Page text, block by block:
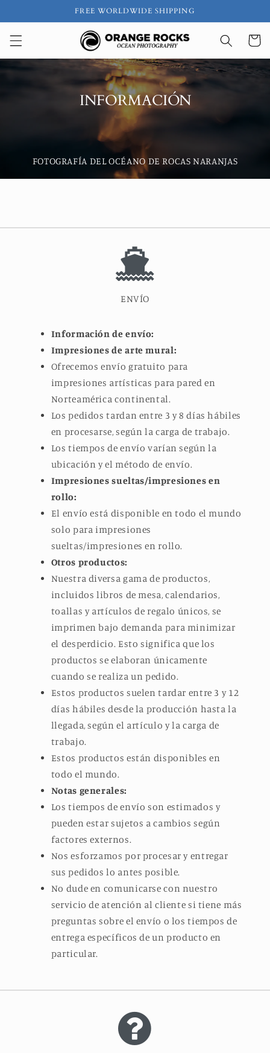
al contenido
FREE WORLDWIDE SHIPPING
Carrito
INFORMACIÓN
FOTOGRAFÍA DEL OCÉANO DE ROCAS NARANJAS
ENVÍO
Información de envío:
Impresiones de arte mural:
Ofrecemos envío gratuito para
impresiones artísticas para pared en
Norteamérica continental.
Los pedidos tardan entre 3 y 8 días hábiles
en procesarse, según la carga de trabajo.
Los tiempos de envío varían según la
ubicación y el método de envío.
Impresiones sueltas/impresiones en
rollo:
El envío está disponible en todo el mundo
solo para impresiones
sueltas/impresiones en rollo.
Otros productos:
Nuestra diversa gama de productos,
incluidos libros de mesa, calendarios,
toallas y artículos de regalo únicos, se
imprimen bajo demanda para minimizar
el desperdicio. Esto significa que los
productos se elaboran únicamente
cuando se realiza un pedido.
Estos productos suelen tardar entre 3 y 12
días hábiles desde la producción hasta la
llegada, según el artículo y la carga de
trabajo.
Estos productos están disponibles en
todo el mundo.
Notas generales:
Los tiempos de envío son estimados y
pueden estar sujetos a cambios según
factores externos.
Nos esforzamos por procesar y entregar
sus pedidos lo antes posible.
No dude en comunicarse con nuestro
servicio de atención al cliente si tiene más
preguntas sobre el envío o los tiempos de
entrega específicos de un producto en
particular.